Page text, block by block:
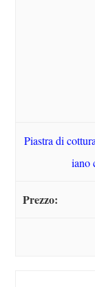
Piastra di
iano